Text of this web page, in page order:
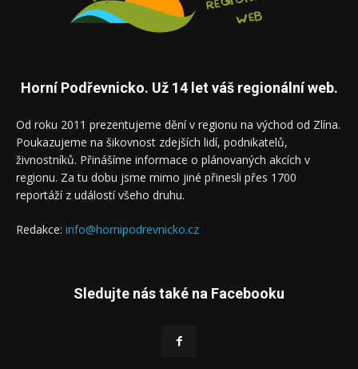
Horní Podřevnicko. Už 14 let váš regionální web.
Od roku 2011 prezentujeme dění v regionu na východ od Zlína.
Poukazujeme na šikovnost zdejších lidí, podnikatelů,
živnostníků. Přinášíme informace o plánovaných akcích v
regionu. Za tu dobu jsme mimo jiné přinesli přes 1700
reportáží z událostí všeho druhu.
Redakce: info@hornipodrevnicko.cz
Sledujte nás také na Facebooku